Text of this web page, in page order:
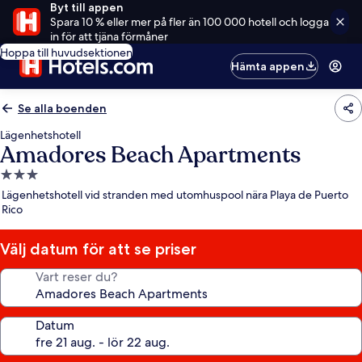
Byt till appen
Spara 10 % eller mer på fler än 100 000 hotell och logga
in för att tjäna förmåner
Hoppa till huvudsektionen
Hämta appen
Se alla boenden
Lägenhetshotell
Amadores Beach Apartments
3.0-
stjärnigt
boende
Lägenhetshotell vid stranden med utomhuspool nära Playa de Puerto
Rico
Välj datum för att se priser
Vart reser du?
Datum